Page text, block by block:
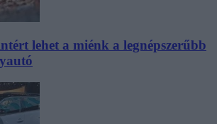
lehet a miénk a legnépszerűbb